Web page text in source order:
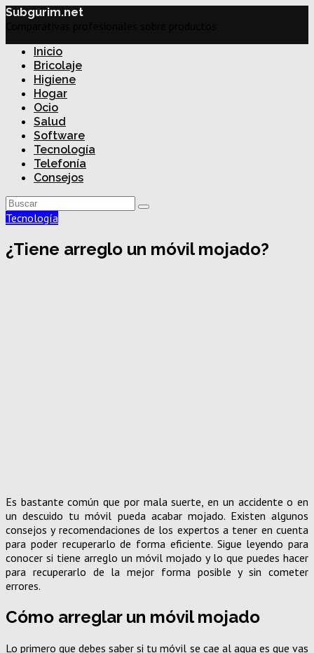
Subgurim.net
Inicio
Bricolaje
Higiene
Hogar
Ocio
Salud
Software
Tecnología
Telefonía
Consejos
Tecnología
¿Tiene arreglo un móvil mojado?
Es bastante común que por mala suerte, en un accidente o en
un descuido tu móvil pueda acabar mojado. Existen algunos
consejos y recomendaciones de los expertos a tener en cuenta
para poder recuperarlo de forma eficiente. Sigue leyendo para
conocer si tiene arreglo un móvil mojado y lo que puedes hacer
para recuperarlo de la mejor forma posible y sin cometer
errores.
Cómo arreglar un móvil mojado
Lo primero que debes saber si tu móvil se cae al agua es que vas